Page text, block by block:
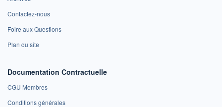
Contactez-nous
Foire aux Questions
Plan du site
Documentation Contractuelle
CGU Membres
Conditions générales